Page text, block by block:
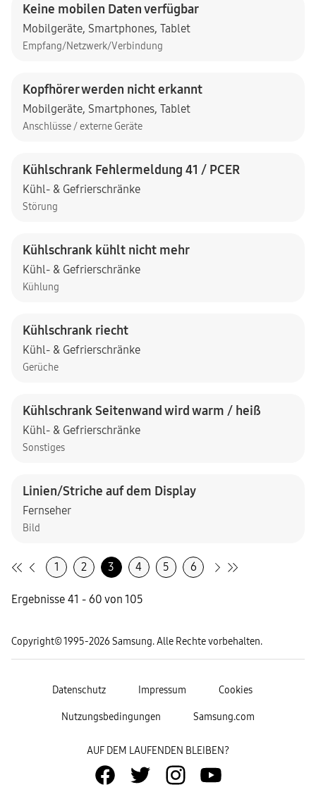
Keine mobilen Daten verfügbar
Mobilgeräte, Smartphones, Tablet
Empfang/Netzwerk/Verbindung
Kopfhörer werden nicht erkannt
Mobilgeräte, Smartphones, Tablet
Anschlüsse / externe Geräte
Kühlschrank Fehlermeldung 41 / PCER
Kühl- & Gefrierschränke
Störung
Kühlschrank kühlt nicht mehr
Kühl- & Gefrierschränke
Kühlung
Kühlschrank riecht
Kühl- & Gefrierschränke
Gerüche
Kühlschrank Seitenwand wird warm / heiß
Kühl- & Gefrierschränke
Sonstiges
Linien/Striche auf dem Display
Fernseher
Bild
1 2 3 4 5 6
Ergebnisse 41 - 60 von 105
Copyright© 1995-2026 Samsung. Alle Rechte vorbehalten.
Datenschutz Impressum Cookies
Nutzungsbedingungen Samsung.com
AUF DEM LAUFENDEN BLEIBEN?